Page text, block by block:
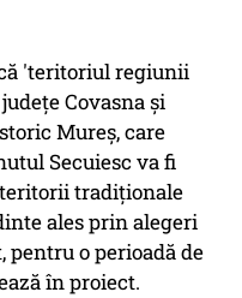
'teritoriul regiunii
Covasna şi
Mureş, care
Secuiesc va fi
tradiţionale
ales prin alegeri
o perioadă de
în proiect.